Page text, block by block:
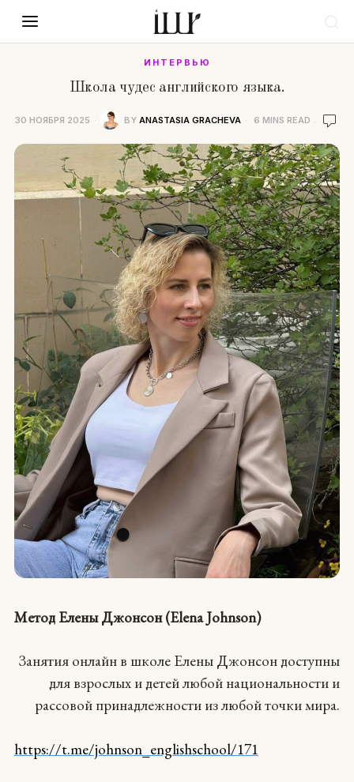
ИНТЕРВЬЮ
Школа чудес английского языка.
30 НОЯБРЯ 2025 BY ANASTASIA GRACHEVA 6 MINS READ
Метод Елены Джонсон (Elena Johnson)
Занятия онлайн в школе Елены Джонсон доступны
для взрослых и детей любой национальности и
рассовой принадлежности из любой точки мира.
https://t.me/johnson_englishschool/171